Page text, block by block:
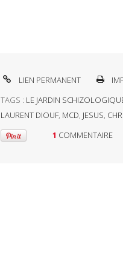
LIEN PERMANENT
TAGS : LE JARDIN
LAURENT DIOUF, MCD, JESUS,
1 COMMENTAIRE